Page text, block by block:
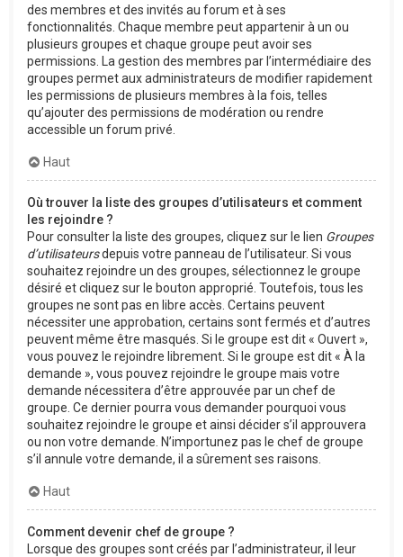
des membres et des invités au forum et à ses
fonctionnalités. Chaque membre peut appartenir à un ou
plusieurs groupes et chaque groupe peut avoir ses
permissions. La gestion des membres par l’intermédiaire des
groupes permet aux administrateurs de modifier rapidement
les permissions de plusieurs membres à la fois, telles
qu’ajouter des permissions de modération ou rendre
accessible un forum privé.
Haut
Où trouver la liste des groupes d’utilisateurs et comment
les rejoindre ?
Pour consulter la liste des groupes, cliquez sur le lien Groupes
d’utilisateursdepuis votre panneau de l’utilisateur. Si vous
souhaitez rejoindre un des groupes, sélectionnez le groupe
désiré et cliquez sur le bouton approprié. Toutefois, tous les
groupes ne sont pas en libre accès. Certains peuvent
nécessiter une approbation, certains sont fermés et d’autres
peuvent même être masqués. Si le groupe est dit « Ouvert »,
vous pouvez le rejoindre librement. Si le groupe est dit « À la
demande », vous pouvez rejoindre le groupe mais votre
demande nécessitera d’être approuvée par un chef de
groupe. Ce dernier pourra vous demander pourquoi vous
souhaitez rejoindre le groupe et ainsi décider s’il approuvera
ou non votre demande. N’importunez pas le chef de groupe
s’il annule votre demande, il a sûrement ses raisons.
Haut
Comment devenir chef de groupe ?
Lorsque des groupes sont créés par l’administrateur, il leur